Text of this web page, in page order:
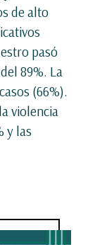
de alto
pasó
89%. La
(66%).
violencia
y las